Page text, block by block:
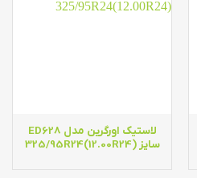
لاستیک اورگرین مدل ED628
سایز 325/95R24(12.00R24)